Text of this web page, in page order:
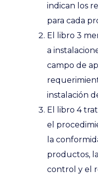
indican los
para cada
El libro 3
a
campo de
instalación
El libro 4
el
la
productos,
control y el